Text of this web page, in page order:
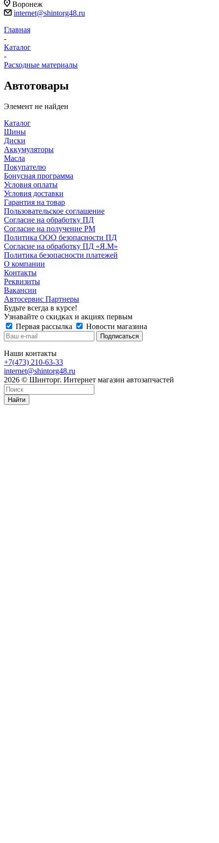
Воронеж
internet@shintorg48.ru
Главная
-
Каталог
-
Расходные материалы
Автотовары
Элемент не найден
Каталог
Шины
Диски
Аккумуляторы
Масла
Покупателю
Бонусная программа
Условия оплаты
Условия доставки
Гарантия на товар
Пользовательское соглашение
Согласие на обработку ПД
Согласие на получение РМ
Политика ООО безопасности ПД
Согласие на обработку ПД «Я.М»
Политика безопасности платежей
О компании
Контакты
Реквизиты
Вакансии
Автосервис Партнеры
Будьте всегда в курсе!
Узнавайте о скидках и акциях первым
Первая рассылка
Новости магазина
Наши контакты
+7(473) 210-63-33
internet@shintorg48.ru
2026 © Шинторг. Интернет магазин автозапчастей
Найти